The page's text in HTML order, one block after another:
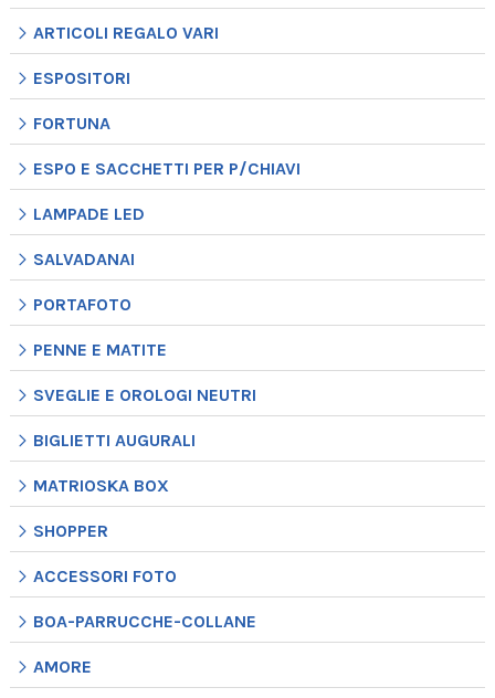
ARTICOLI REGALO VARI
ESPOSITORI
FORTUNA
ESPO E SACCHETTI PER P/CHIAVI
LAMPADE LED
SALVADANAI
PORTAFOTO
PENNE E MATITE
SVEGLIE E OROLOGI NEUTRI
BIGLIETTI AUGURALI
MATRIOSKA BOX
SHOPPER
ACCESSORI FOTO
BOA-PARRUCCHE-COLLANE
AMORE